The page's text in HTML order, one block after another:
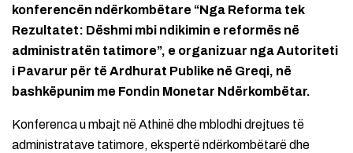
konferencën ndërkombëtare “Nga Reforma tek
Rezultatet: Dëshmi mbi ndikimin e reformës në
administratën tatimore”, e organizuar nga Autoriteti
i Pavarur për të Ardhurat Publike në Greqi, në
bashkëpunim me Fondin Monetar Ndërkombëtar.
Konferenca u mbajt në Athinë dhe mblodhi drejtues të
administratave tatimore, ekspertë ndërkombëtarë dhe